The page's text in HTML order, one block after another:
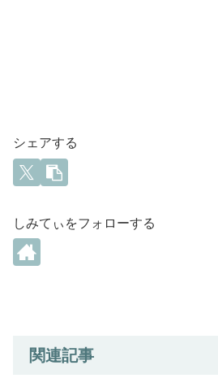
シェアする
しみてぃをフォローする
関連記事